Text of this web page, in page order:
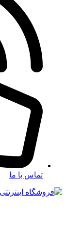
تماس با ما